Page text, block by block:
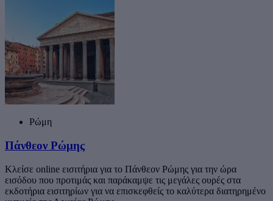
Ρώμη
Πάνθεον Ρώμης
Κλείσε online εισιτήρια για το Πάνθεον Ρώμης για την ώρα
εισόδου που προτιμάς και παράκαμψε τις μεγάλες ουρές στα
εκδοτήρια εισιτηρίων για να επισκεφθείς το καλύτερα διατηρημένο